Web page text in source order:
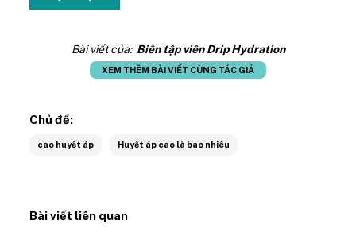
Bài viết của: Biên tập viên Drip Hydration
XEM THÊM BÀI VIẾT CÙNG TÁC GIẢ
Chủ đề:
cao huyết áp Huyết áp cao là bao nhiêu
Bài viết liên quan